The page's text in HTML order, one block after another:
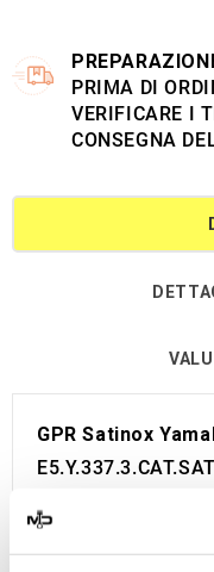
PRIMA DI
VERIFICARE I
CONSEGNA
GPR Satinox
E5.Y.337.3.CAT.SAT
Linea omologata
2021/2024 e5.